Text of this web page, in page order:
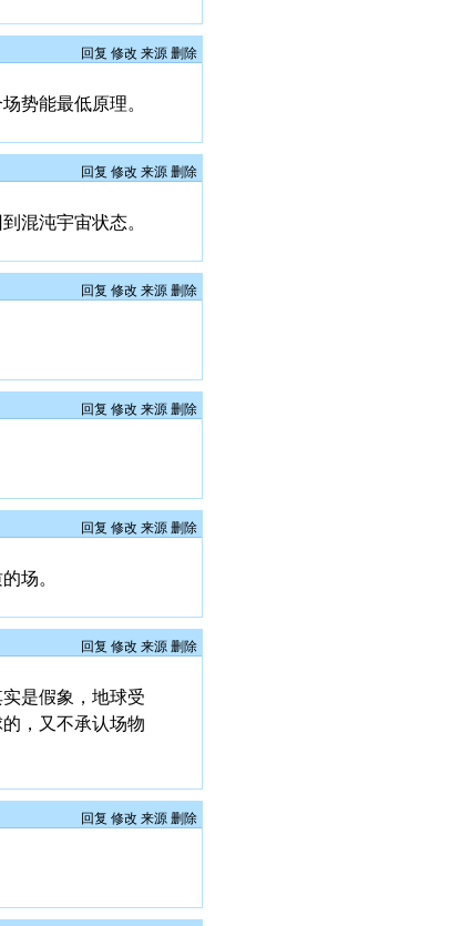
回复 修改 来源 删除
势能最低原理。
回复 修改 来源 删除
混沌宇宙状态。
回复 修改 来源 删除
回复 修改 来源 删除
回复 修改 来源 删除
场。
回复 修改 来源 删除
是假象，地球受
，又不承认场物
回复 修改 来源 删除